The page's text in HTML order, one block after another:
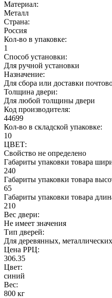
Материал:
Металл
Страна:
Россия
Кол-во в упаковке:
1
Способ установки:
Для ручной установки
Назначение:
Для сбора или доставки
Толщина двери:
Для любой толщины двери
Код производителя:
44699
Кол-во в складской упаковке:
10
ЦВЕТ:
Свойство не определено
Габариты упаковки товара
240
Габариты упаковки товара
65
Габариты упаковки товара
210
Вес двери:
Не имеет значения
Тип дверей:
Для деревянных,
Цена РРЦ:
306.35
Цвет:
синий
Вес:
800 кг